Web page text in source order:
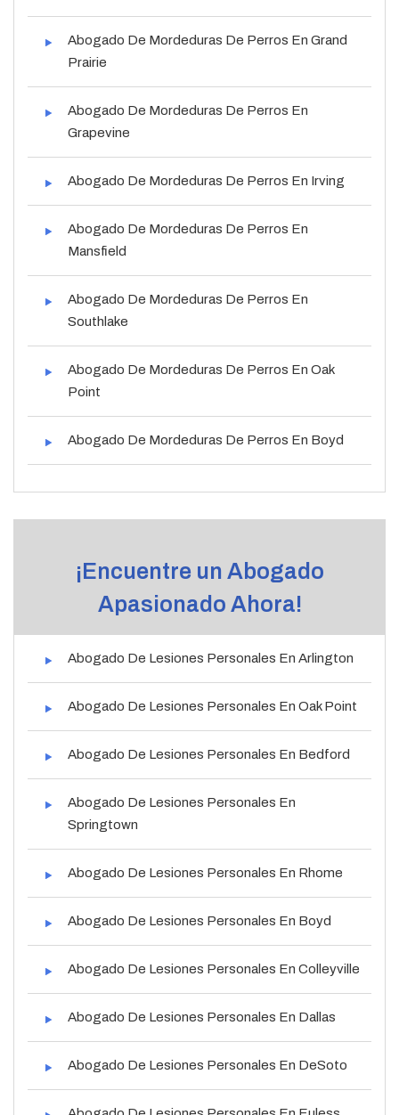
Abogado De Mordeduras De Perros En Grand
Prairie
Abogado De Mordeduras De Perros En
Grapevine
Abogado De Mordeduras De Perros En Irving
Abogado De Mordeduras De Perros En
Mansfield
Abogado De Mordeduras De Perros En
Southlake
Abogado De Mordeduras De Perros En Oak
Point
Abogado De Mordeduras De Perros En Boyd
¡Encuentre un Abogado
Apasionado Ahora!
Abogado De Lesiones Personales En Arlington
Abogado De Lesiones Personales En Oak Point
Abogado De Lesiones Personales En Bedford
Abogado De Lesiones Personales En
Springtown
Abogado De Lesiones Personales En Rhome
Abogado De Lesiones Personales En Boyd
Abogado De Lesiones Personales En Colleyville
Abogado De Lesiones Personales En Dallas
Abogado De Lesiones Personales En DeSoto